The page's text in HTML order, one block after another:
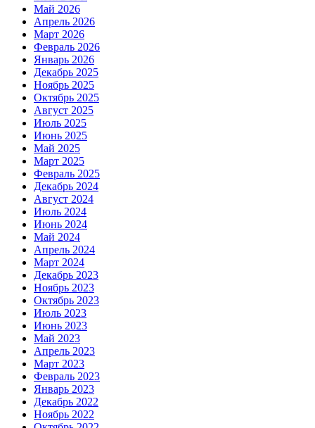
Май 2026
Апрель 2026
Март 2026
Февраль 2026
Январь 2026
Декабрь 2025
Ноябрь 2025
Октябрь 2025
Август 2025
Июль 2025
Июнь 2025
Май 2025
Март 2025
Февраль 2025
Декабрь 2024
Август 2024
Июль 2024
Июнь 2024
Май 2024
Апрель 2024
Март 2024
Декабрь 2023
Ноябрь 2023
Октябрь 2023
Июль 2023
Июнь 2023
Май 2023
Апрель 2023
Март 2023
Февраль 2023
Январь 2023
Декабрь 2022
Ноябрь 2022